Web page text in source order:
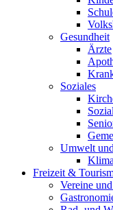
Gesundheit
Ärzte
Soziales
Umwelt
Freizeit &
Vereine